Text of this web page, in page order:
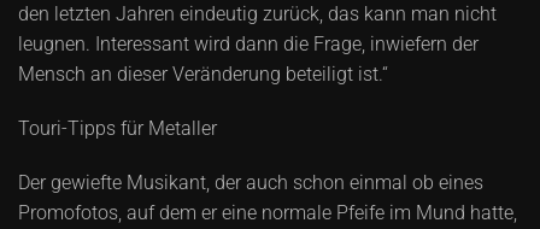
den letzten Jahren eindeutig zurück, das kann man nicht
leugnen. Interessant wird dann die Frage, inwiefern der
Mensch an dieser Veränderung beteiligt ist.“
Touri-Tipps für Metaller
Der gewiefte Musikant, der auch schon einmal ob eines
Promofotos, auf dem er eine normale Pfeife im Mund hatte,